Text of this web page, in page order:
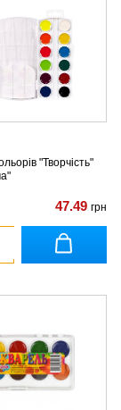
"Творчість"
47.49 грн